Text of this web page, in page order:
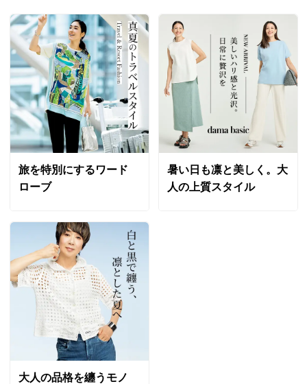
旅を特別にするワード
ローブ
暑い日も凛と美しく。大
人の上質スタイル
大人の品格を纏うモノ